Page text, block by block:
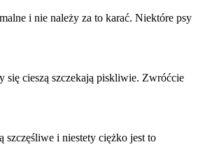
i nie należy za to karać. Niektóre psy
się cieszą szczekają piskliwie. Zwróćcie
i niestety ciężko jest to